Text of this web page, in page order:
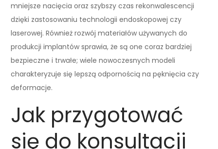
mniejsze nacięcia oraz szybszy czas rekonwalescencji
dzięki zastosowaniu technologii endoskopowej czy
laserowej. Również rozwój materiałów używanych do
produkcji implantów sprawia, że są one coraz bardziej
bezpieczne i trwałe; wiele nowoczesnych modeli
charakteryzuje się lepszą odpornością na pęknięcia czy
deformacje.
Jak przygotować
się do konsultacji